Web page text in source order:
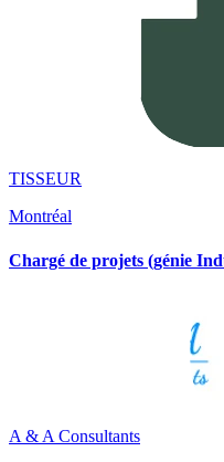
TISSEUR
Montréal
Chargé de projets (génie
A & A Consultants